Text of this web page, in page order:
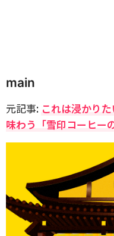
main
元記事: これは浸かり
味わう「雪印コーヒー